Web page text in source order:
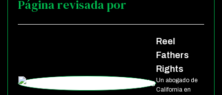
Página revisada por
Reel
Fathers
Rights
Un abogado de
California en